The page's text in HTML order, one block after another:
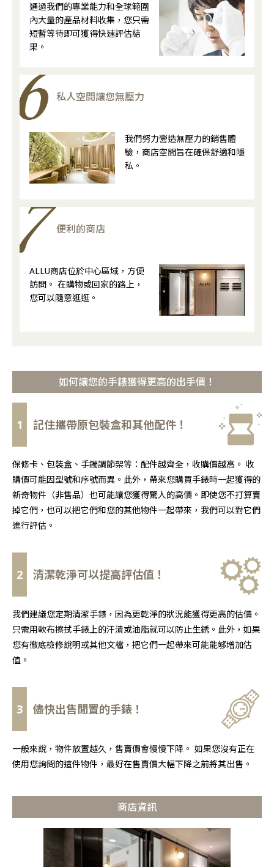
通過我們的專業能力和全球範圍
內大量的產品材料收集，您只需
短暫等待即可獲得快速評估結
果。
私人空間讓您無壓力
我們努力營造無壓力的銷售體
驗，商店空間旨在確保舒適和隱
私。
便利的商店
ALLU商店位於中心區域，方便
訪問。 在購物或回家的路上，
您可以隨意逛逛。
如何讓您的手錶獲得更高的出手價！
1 記住攜帶原包裝盒和其他配件！
保修卡、包裝盒、手鐲調節架等：配件越齊全，收購價越高。 收
購價可能因型號和序號而異。此外，帶來您購買手錶時一起獲得的
新奇物件（非售品）也可能讓您獲得驚人的高價。即使您不打算賣
掉它們，也可以把它們和您的其他物件一起帶來，我們可以對它們
進行評估。
2 清潔乾淨可以提高評估值！
我們建議您定期清潔手錶，因為更乾淨的狀況能獲得更高的估價。
只需用軟布擦拭手錶上的汗漬或油脂就可以防止生銹。此外，如果
您有徹底檢修說明或其他文檔，把它們一起帶來可能能够增加估
值。
3 儘快出售閒置的手錶！
一般來說，物件放置越久，售賣價會慢慢下降。 如果您沒有正在
使用您詢問的這件物件，最好在售賣價大幅下降之前將其出售。
商店資訊